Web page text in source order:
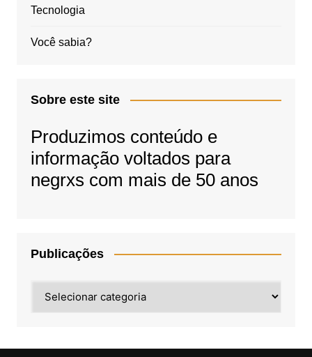
Tecnologia
Você sabia?
Sobre este site
Produzimos conteúdo e
informação voltados para
negrxs com mais de 50 anos
Publicações